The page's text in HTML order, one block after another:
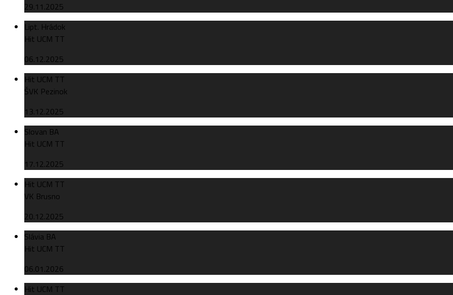
29.11.2025
Lipt. Hrádok
Hit UCM TT
06.12.2025
Hit UCM TT
ŠVK Pezinok
13.12.2025
Slovan BA
Hit UCM TT
17.12.2025
Hit UCM TT
VK Brusno
20.12.2025
Slávia BA
Hit UCM TT
06.01.2026
Hit UCM TT